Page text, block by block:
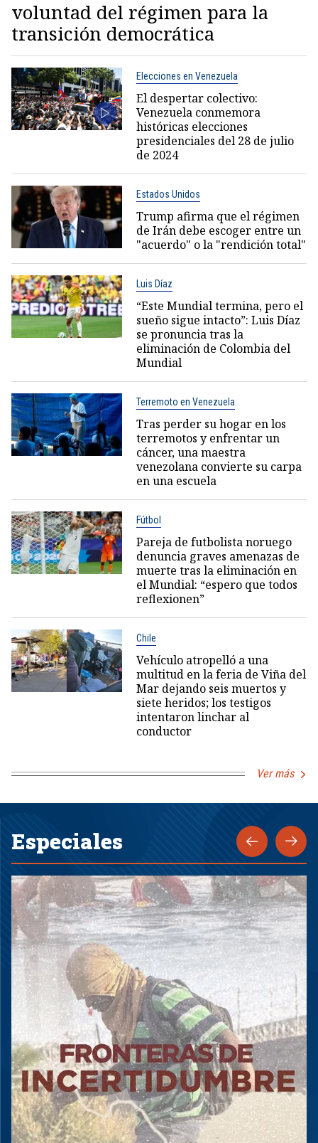
voluntad del régimen para la
transición democrática
Elecciones en Venezuela
El despertar colectivo:
Venezuela conmemora
históricas elecciones
presidenciales del 28 de julio
de 2024
Estados Unidos
Trump afirma que el régimen
de Irán debe escoger entre un
"acuerdo" o la "rendición total"
Luis Díaz
“Este Mundial termina, pero el
sueño sigue intacto”: Luis Díaz
se pronuncia tras la
eliminación de Colombia del
Mundial
Terremoto en Venezuela
Tras perder su hogar en los
terremotos y enfrentar un
cáncer, una maestra
venezolana convierte su carpa
en una escuela
Fútbol
Pareja de futbolista noruego
denuncia graves amenazas de
muerte tras la eliminación en
el Mundial: “espero que todos
reflexionen”
Chile
Vehículo atropelló a una
multitud en la feria de Viña del
Mar dejando seis muertos y
siete heridos; los testigos
intentaron linchar al
conductor
Ver más
Especiales